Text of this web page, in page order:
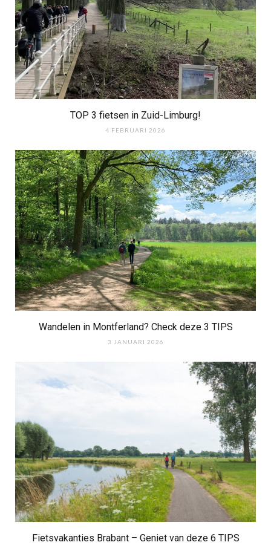
TOP 3 fietsen in Zuid-Limburg!
4 FEBRUARI 2026
Wandelen in Montferland? Check deze 3 TIPS
3 JANUARI 2026
Fietsvakanties Brabant – Geniet van deze 6 TIPS